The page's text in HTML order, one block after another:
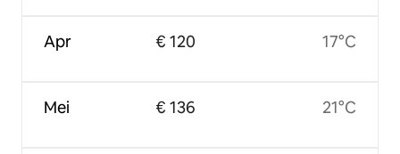
Apr
Mei
€ 120
€ 136
17°C
21°C